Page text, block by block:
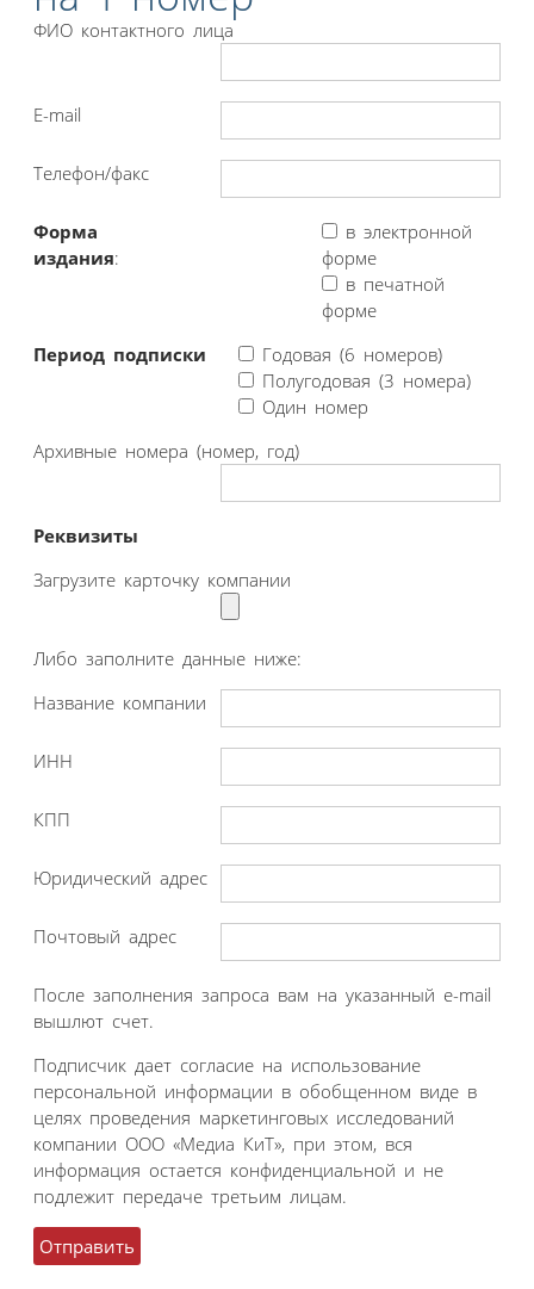
ФИО контактного лица
E-mail
Телефон/факс
Форма
издания:
в электронной
форме
в печатной
форме
Период подписки
Годовая (6 номеров)
Полугодовая (3 номера)
Один номер
Архивные номера (номер, год)
Реквизиты
Загрузите карточку компании
Либо заполните данные ниже:
Название компании
ИНН
КПП
Юридический адрес
Почтовый адрес
После заполнения запроса вам на указанный e-mail
вышлют счет.
Подписчик дает согласие на использование
персональной информации в обобщенном виде в
целях проведения маркетинговых исследований
компании ООО «Медиа КиТ», при этом, вся
информация остается конфиденциальной и не
подлежит передаче третьим лицам.